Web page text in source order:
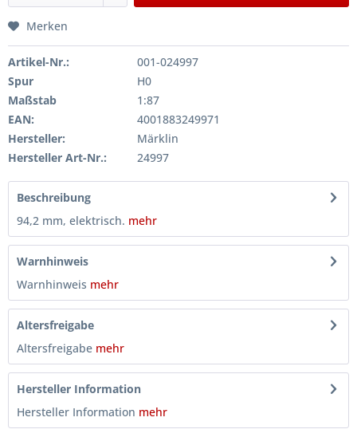
Merken
Artikel-Nr.:
001-024997
Spur
H0
Maßstab
1:87
EAN:
4001883249971
Hersteller:
Märklin
Hersteller Art-Nr.:
24997
Beschreibung
94,2 mm, elektrisch. mehr
Warnhinweis
Warnhinweis mehr
Altersfreigabe
Altersfreigabe mehr
Hersteller Information
Hersteller Information mehr